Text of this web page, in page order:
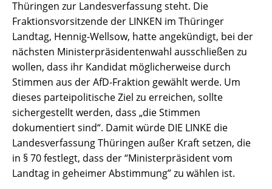
Thüringen zur Landesverfassung steht. Die
Fraktionsvorsitzende der LINKEN im Thüringer
Landtag, Hennig-Wellsow, hatte angekündigt, bei der
nächsten Ministerpräsidentenwahl ausschließen zu
wollen, dass ihr Kandidat möglicherweise durch
Stimmen aus der AfD-Fraktion gewählt werde. Um
dieses parteipolitische Ziel zu erreichen, sollte
sichergestellt werden, dass „die Stimmen
dokumentiert sind“. Damit würde DIE LINKE die
Landesverfassung Thüringen außer Kraft setzen, die
in § 70 festlegt, dass der “Ministerpräsident vom
Landtag in geheimer Abstimmung” zu wählen ist.